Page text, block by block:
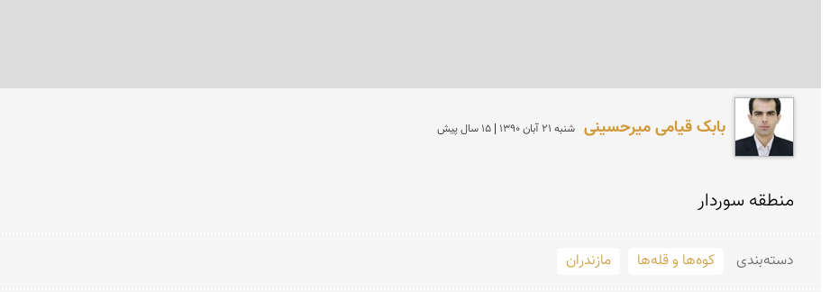
بابک قیامی میرحسینی شنبه 21 آبان 1390 | 15 سال پیش
منطقه سوردار
دسته‌بندی کوه‌ها و قله‌ها مازندران